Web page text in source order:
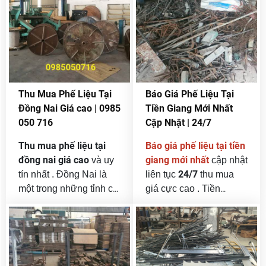
xưởng và công trình xây
dựng lớn. Điều này
đồng nghĩa với việc
lượngphế liệuphát
sinh hằng ngày tại
Quận 7 là rất lớn, bao
gồm: sắt thép, đồng,
nhôm, inox, nhựa, giấy,
vải vụn, máy móc cũ…
các loại như : đồng ,
nhôm , sắt thép , inox ,
máy móc cũ , giấy ,
nhựa , ..v.v.. hàng đầu
tại tphcm và khu vực
phía nam .
Thu Mua Phế Liệu Tại
Đồng Nai Giá cao | 0985
050 716
Thu mua phế liệu tại
đồng nai giá cao và uy
tín nhất . Đồng Nai là
một trong những tỉnh có
triển mạnh nhất cả
nước, với hàng loạt khu
công nghiệp, khu chế
xuất, nhà máy và xưởng
Báo Giá Phế Liệu Tại
Tiền Giang Mới Nhất
Cập Nhật | 24/7
Báo giá phế liệu tại tiền
giang mới nhất cập nhật
liên tục 24/7 thu mua
giá cực cao . Tiền
những tỉnh phát triển
mạnh về công nghiệp,
dịch vụ và nông nghiệp
ở khu vực miền Tây